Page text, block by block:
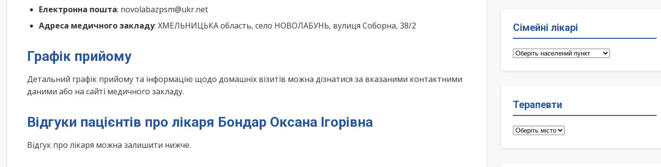
Електронна пошта: novolabazpsm@ukr.net
Адреса медичного закладу: ХМЕЛЬНИЦЬКА область, село НОВОЛАБУНЬ, вулиця Соборна, 38/2
Графік прийому
Детальний графік прийому та інформацію щодо домашніх візитів можна дізнатися за вказаними контактними
даними або на сайті медичного закладу.
Відгуки пацієнтів про лікаря Бондар Оксана Ігорівна
Відгук про лікаря можна залишити нижче.
Сімейні лікарі
Сімейні
Терапевти
Терапевти